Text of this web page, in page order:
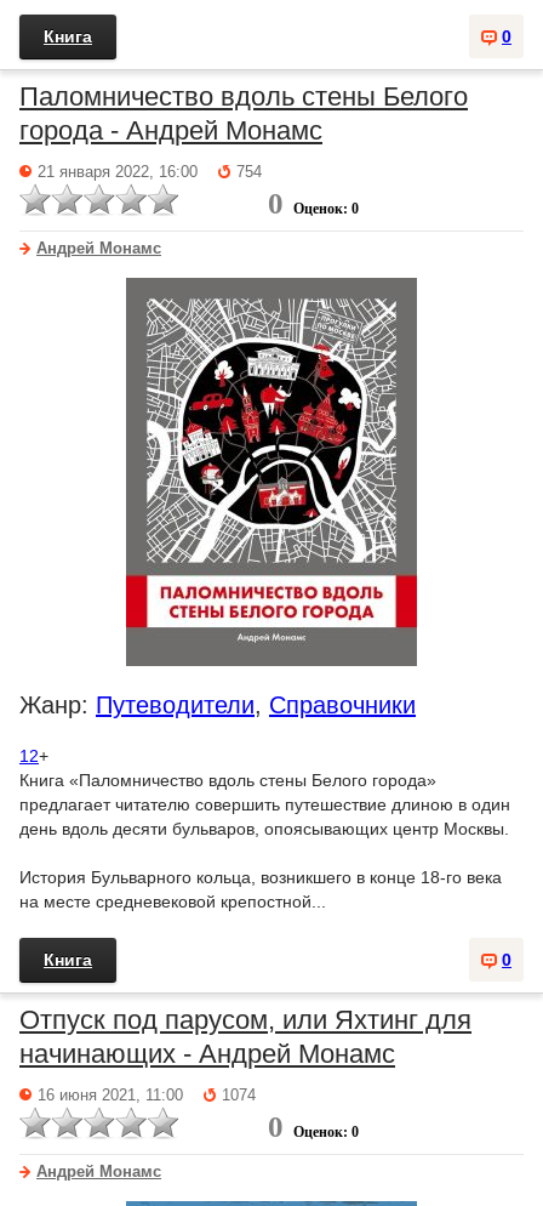
0
Книга
Паломничество вдоль стены Белого
города - Андрей Монамс
21 января 2022, 16:00 754
0 Оценок: 0
Андрей Монамс
Жанр: Путеводители, Справочники
12+
Книга «Паломничество вдоль стены Белого города»
предлагает читателю совершить путешествие длиною в один
день вдоль десяти бульваров, опоясывающих центр Москвы.
История Бульварного кольца, возникшего в конце 18-го века
на месте средневековой крепостной...
0
Книга
Отпуск под парусом, или Яхтинг для
начинающих - Андрей Монамс
16 июня 2021, 11:00 1074
0 Оценок: 0
Андрей Монамс